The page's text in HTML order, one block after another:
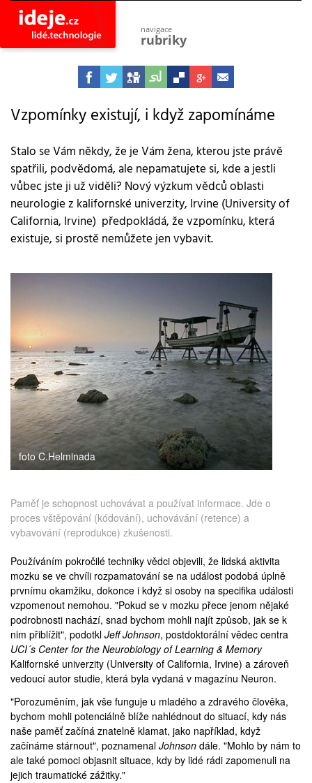
navigace
rubriky
astro
vesmír
projekty
společnost
objevy
vynálezy
planeta
přiroda
pokrok
technologie
tajemství
medicína
Vzpomínky existují, i když zapomínáme
Stalo se Vám někdy, že je Vám žena, kterou jste právě
spatřili, podvědomá, ale nepamatujete si, kde a jestli
vůbec jste ji už viděli? Nový výzkum vědců oblasti
neurologie z kalifornské univerzity, Irvine (University of
California, Irvine) předpokládá, že vzpomínku, která
existuje, si prostě nemůžete jen vybavit.
foto C.Helminada
Paměť je schopnost uchovávat a používat informace. Jde o
proces vštěpování (kódování), uchovávání (retence) a
vybavování (reprodukce) zkušenosti.
Používáním pokročilé techniky vědci objevili, že lidská aktivita
mozku se ve chvíli rozpamatování se na událost podobá úplně
prvnímu okamžiku, dokonce i když si osoby na specifika události
vzpomenout nemohou. "Pokud se v mozku přece jenom nějaké
podrobnosti nachází, snad bychom mohli najít způsob, jak se k
nim přiblížit", podotkl Jeff Johnson, postdoktorální vědec centra
UCI´s Center for the Neurobiology of Learning & Memory
Kalifornské univerzity (University of California, Irvine) a zároveň
vedoucí autor studie, která byla vydaná v magazínu Neuron.
"Porozuměním, jak vše funguje u mladého a zdravého člověka,
bychom mohli potenciálně blíže nahlédnout do situací, kdy nás
naše paměť začíná znatelně klamat, jako například, když
začínáme stárnout", poznamenal Johnson dále. "Mohlo by nám to
ale také pomoci objasnit situace, kdy by lidé rádi zapomenuli na
jejich traumatické zážitky."